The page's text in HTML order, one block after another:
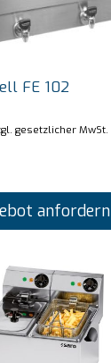
FE 102
gesetzlicher MwSt.
anfordern